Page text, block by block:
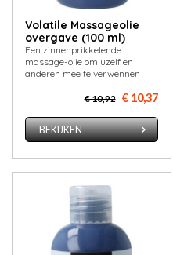
Volatile Massageolie
overgave (100 ml)
Een zinnenprikkelende
massage-olie om uzelf en
anderen mee te verwennen
€ 10,92 € 10,37
BEKIJKEN